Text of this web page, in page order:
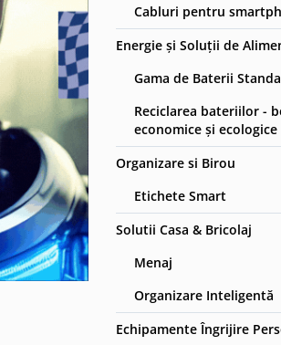
Cabluri pentru
Energie și Soluții de
Gama de Baterii
Reciclarea bateriilor -
economice și ecologice
Organizare si Birou
Etichete Smart
Solutii Casa & Bricolaj
Menaj
Organizare Inteligentă
Echipamente Îngrijire